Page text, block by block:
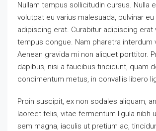
Nullam tempus sollicitudin cursus. Nulla
volutpat eu varius malesuada, pulvinar
adipiscing erat. Curabitur adipiscing erat
tempus congue. Nam pharetra interdum
Aenean gravida mi non aliquet porttitor.
dapibus, nisi a faucibus tincidunt, quam
condimentum metus, in convallis libero
Proin suscipit, ex non sodales aliquam,
laoreet felis, vitae fermentum ligula nibh
sem magna, iaculis ut pretium ac,